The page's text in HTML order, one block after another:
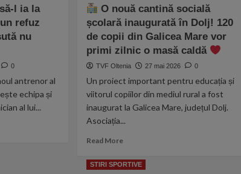
e
legătura
dintre
contractul
lobby
de
3,4
milioane
cu
firmă
l ia la
refuz
nu
0
antrenor al
echipa și
al lui...
O nouă cantină socială
școlară inaugurată în Dolj! 120
de copii din Galicea Mare vor
primi zilnic o masă caldă
TVF Oltenia 27 mai 2026 0
Un proiect important pentru educația și
viitorul copiilor din mediul rural a fost
inaugurat la Galicea Mare, județul Dolj.
Asociația...
Read MoreRead
about
STIRI SPORTIVE